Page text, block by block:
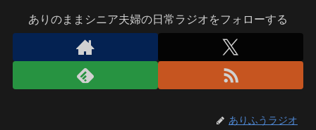
ありのままシニア夫婦の日常ラジオをフォローする
ありふうラジオ